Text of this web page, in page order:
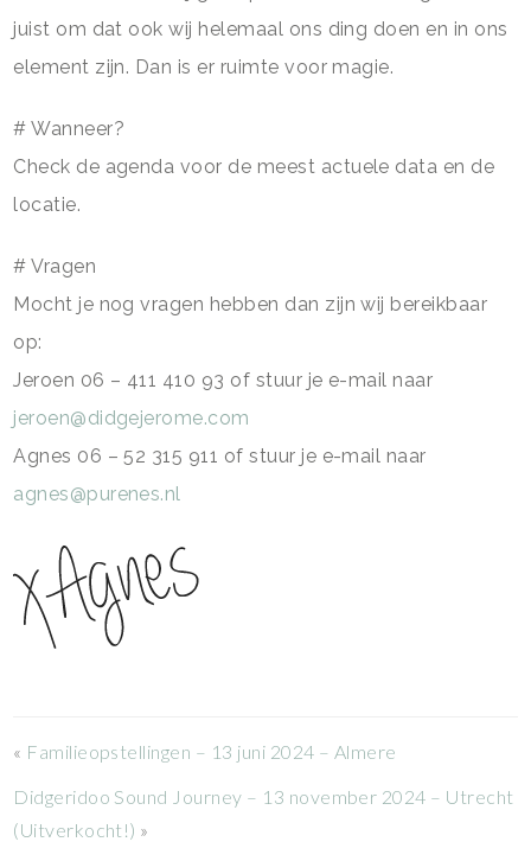
juist om dat ook wij helemaal ons ding doen en in ons
element zijn. Dan is er ruimte voor magie.
# Wanneer?
Check de agenda voor de meest actuele data en de
locatie.
# Vragen
Mocht je nog vragen hebben dan zijn wij bereikbaar
op:
Jeroen 06 – 411 410 93 of stuur je e-mail naar
jeroen@didgejerome.com
Agnes 06 – 52 315 911 of stuur je e-mail naar
agnes@purenes.nl
« Familieopstellingen – 13 juni 2024 – Almere
Didgeridoo Sound Journey – 13 november 2024 – Utrecht
(Uitverkocht!) »